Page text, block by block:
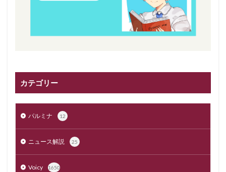
カテゴリー
パルミナ 12
ニュース解説 25
Voicy 1650